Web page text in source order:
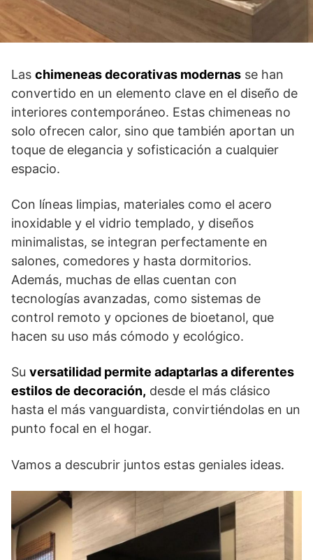
Las chimeneas decorativas modernas se han
convertido en un elemento clave en el diseño de
interiores contemporáneo. Estas chimeneas no
solo ofrecen calor, sino que también aportan un
toque de elegancia y sofisticación a cualquier
espacio.
Con líneas limpias, materiales como el acero
inoxidable y el vidrio templado, y diseños
minimalistas, se integran perfectamente en
salones, comedores y hasta dormitorios.
Además, muchas de ellas cuentan con
tecnologías avanzadas, como sistemas de
control remoto y opciones de bioetanol, que
hacen su uso más cómodo y ecológico.
Su versatilidad permite adaptarlas a diferentes
estilos de decoración, desde el más clásico
hasta el más vanguardista, convirtiéndolas en un
punto focal en el hogar.
Vamos a descubrir juntos estas geniales ideas.